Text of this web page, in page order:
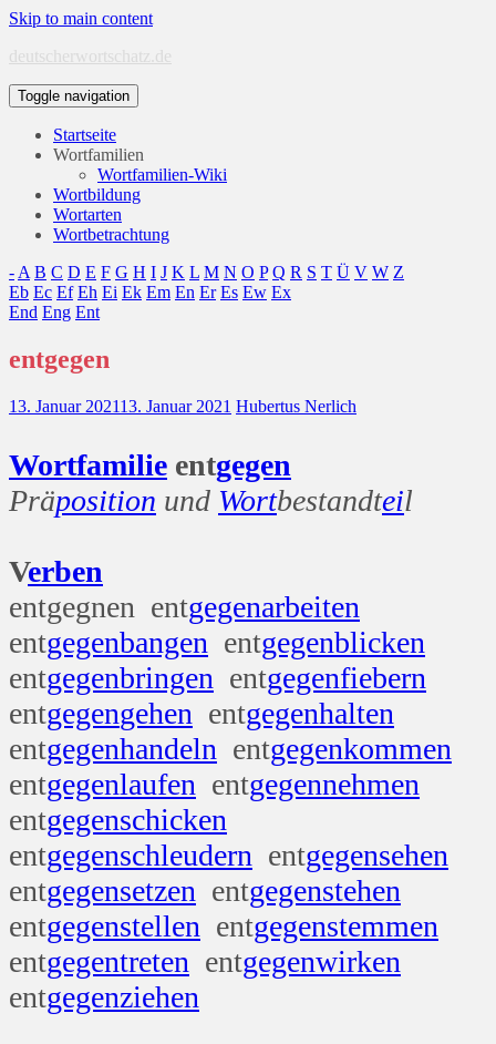
Skip to main content
deutscherwortschatz.de
Toggle navigation
Startseite
Wortfamilien
Wortfamilien-Wiki
Wortbildung
Wortarten
Wortbetrachtung
- A B C D E F G H I J K L M N O P Q R S T Ü V W Z
Eb Ec Ef Eh Ei Ek Em En Er Es Ew Ex
End Eng Ent
entgegen
13. Januar 202113. Januar 2021 Hubertus Nerlich
Wortfamilie entgegen
Präposition und Wortbestandteil
Verben
entgegnen entgegenarbeiten
entgegenbangen entgegenblicken
entgegenbringen entgegenfiebern
entgegengehen entgegenhalten
entgegenhandeln entgegenkommen
entgegenlaufen entgegennehmen
entgegenschicken
entgegenschleudern entgegensehen
entgegensetzen entgegenstehen
entgegenstellen entgegenstemmen
entgegentreten entgegenwirken
entgegenziehen